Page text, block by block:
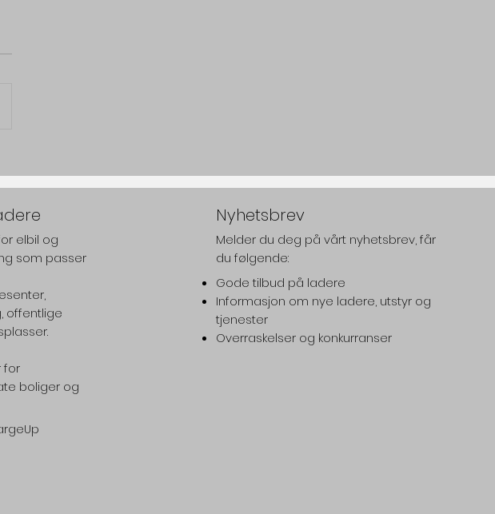
elbil og
som passer
offentlige
for
boliger og
Nyhetsbrev
Melder du deg på vårt nyhetsbrev, får
du følgende:
Gode tilbud på ladere
Informasjon om nye ladere, utstyr og
tjenester
Overraskelser og konkurranser